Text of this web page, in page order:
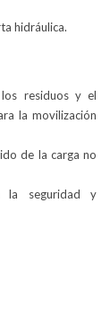
hidráulica.
residuos y el
la movilización
de la carga no
la seguridad y